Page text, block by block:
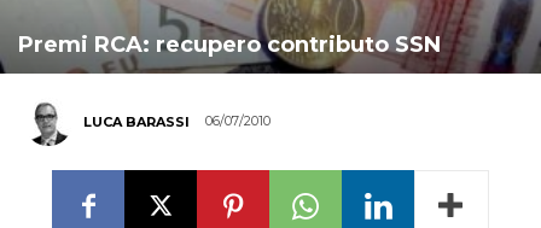
Premi RCA: recupero contributo SSN
LUCA BARASSI 06/07/2010